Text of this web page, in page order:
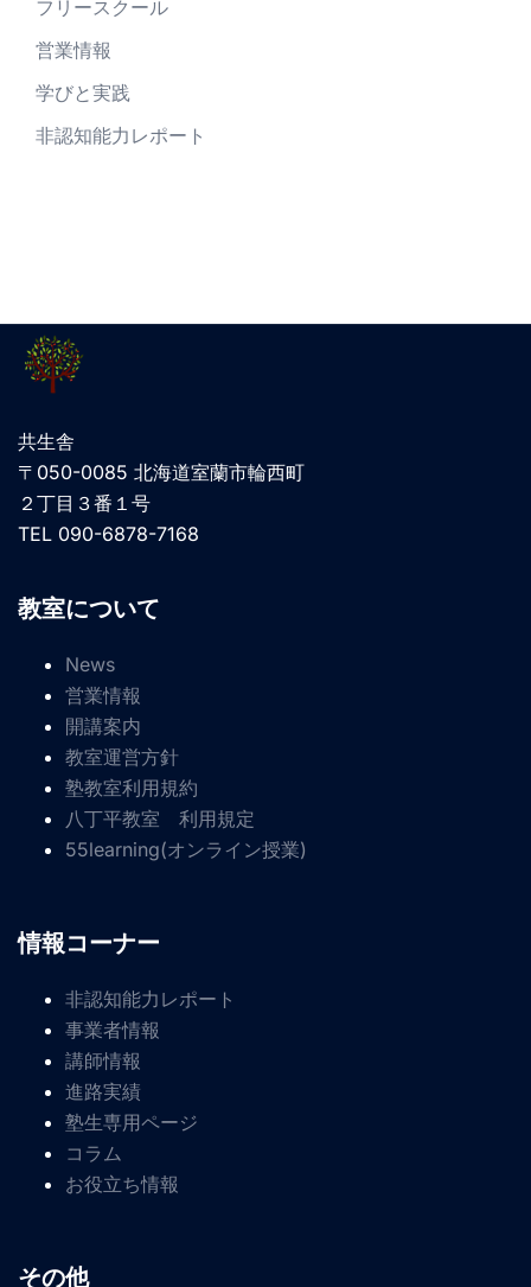
フリースクール
営業情報
学びと実践
非認知能力レポート
共生舎
〒050-0085 北海道室蘭市輪西町
２丁目３番１号
TEL 090-6878-7168
教室について
News
営業情報
開講案内
教室運営方針
塾教室利用規約
八丁平教室 利用規定
55learning(オンライン授業)
情報コーナー
非認知能力レポート
事業者情報
講師情報
進路実績
塾生専用ページ
コラム
お役立ち情報
その他